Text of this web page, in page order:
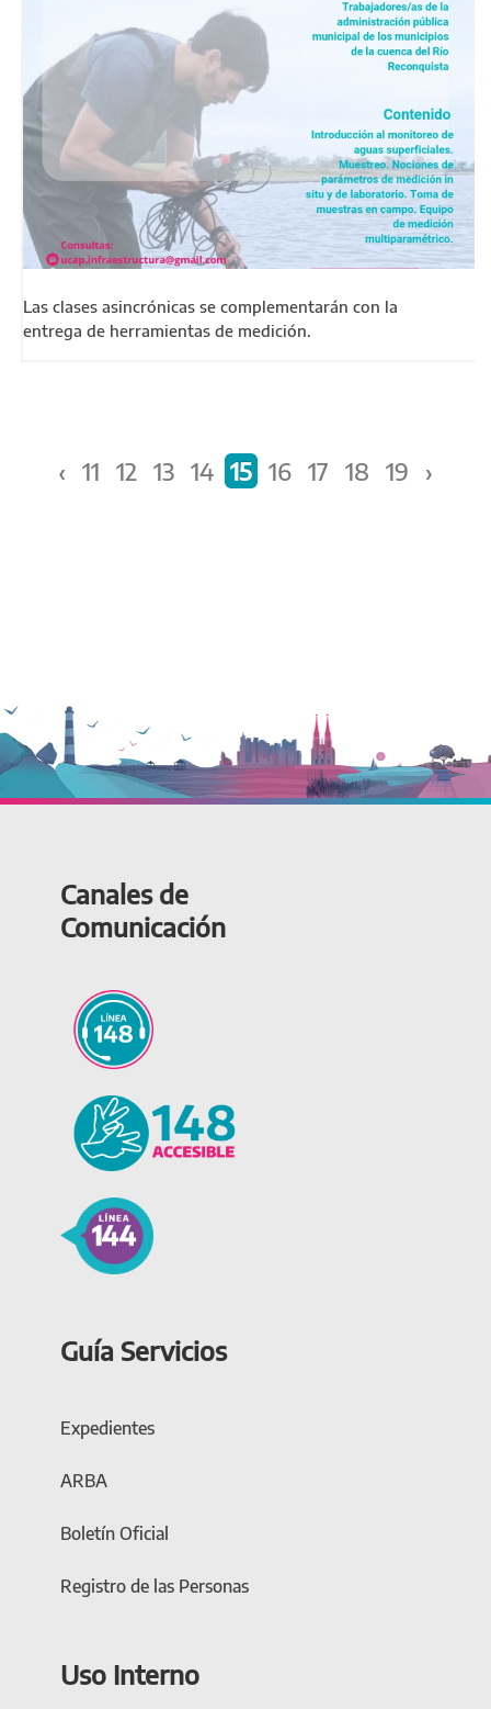
Las clases asincrónicas se complementarán con la
entrega de herramientas de medición.
‹ 11 12 13 14 15 16 17 18 19 ›
Canales de
Comunicación
Guía Servicios
Expedientes
ARBA
Boletín Oficial
Registro de las Personas
Uso Interno